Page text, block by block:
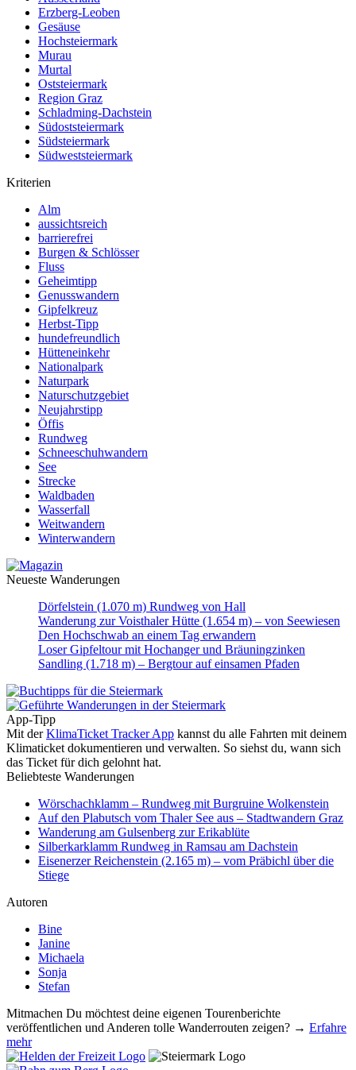
Erzberg-Leoben
Gesäuse
Hochsteiermark
Murau
Murtal
Oststeiermark
Region Graz
Schladming-Dachstein
Südoststeiermark
Südsteiermark
Südweststeiermark
Kriterien
Alm
aussichtsreich
barrierefrei
Burgen & Schlösser
Fluss
Geheimtipp
Genusswandern
Gipfelkreuz
Herbst-Tipp
hundefreundlich
Hütteneinkehr
Nationalpark
Naturpark
Naturschutzgebiet
Neujahrstipp
Öffis
Rundweg
Schneeschuhwandern
See
Strecke
Waldbaden
Wasserfall
Weitwandern
Winterwandern
Neueste Wanderungen
Dörfelstein (1.070 m) Rundweg von Hall
Wanderung zur Voisthaler Hütte (1.654 m) – von Seewiesen
Den Hochschwab an einem Tag erwandern
Loser Gipfeltour mit Hochanger und Bräuningzinken
Sandling (1.718 m) – Bergtour auf einsamen Pfaden
App-Tipp
Mit derKlimaTicket Tracker App kannst du alle Fahrten mit deinem
Klimaticket dokumentieren und verwalten. So siehst du, wann sich
das Ticket für dich gelohnt hat.
Beliebteste Wanderungen
Wörschachklamm – Rundweg mit Burgruine Wolkenstein
Auf den Plabutsch vom Thaler See aus – Stadtwandern Graz
Wanderung am Gulsenberg zur Erikablüte
Silberkarklamm Rundweg in Ramsau am Dachstein
Eisenerzer Reichenstein (2.165 m) – vom Präbichl über die
Stiege
Autoren
Bine
Janine
Michaela
Sonja
Stefan
Mitmachen Du möchtest deine eigenen Tourenberichte
veröffentlichen und Anderen tolle Wanderrouten zeigen? → Erfahre
mehr